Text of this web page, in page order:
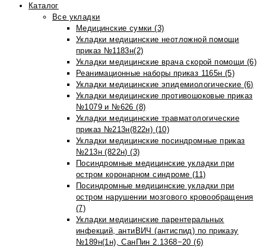
Каталог
Все укладки
Медицинские сумки (3)
Укладки медицинские неотложной помощи
приказ №1183н(2)
Укладки медицинские врача скорой помощи (6)
Реанимационные наборы приказ 1165н (5)
Укладки медицинские эпидемиологические (6)
Укладки медицинские противошоковые приказ
№1079 и №626 (8)
Укладки медицинские травматологические
приказ №213н(822н) (10)
Укладки медицинские посиндромные приказ
№213н (822н) (3)
Посиндромные медицинские укладки при
остром коронарном синдроме (11)
Посиндромные медицинские укладки при
остром нарушении мозгового кровообращения
(7)
Укладки медицинские парентеральных
инфекций, антиВИЧ (антиспид) по приказу
№189н(1н), СанПин 2.1368−20 (6)